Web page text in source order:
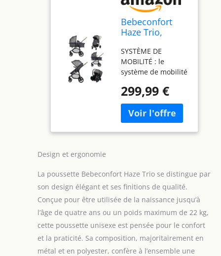
Bebeconfort
Haze Trio,
1, 0-4 ans, 22 kg
max, assise 2-
en-1, poussette
réversible et
légère, siège
auto bébé i-
Size, pliage
compact, panier
spacieux, Tinted
SYSTÈME DE
MOBILITÉ : le
système de mobilité
poussette jusqu'à
environ 4 ans (22 kg
max), un siège-auto
i-Size jusqu'à 13 kg
(40-83 cm), un
EN-1 : Haze Trio se
transforme sans
effort d'un berceau
confortable en un
siège inclinable et
réversible,
associant
confortablement la
299,99 €
Design et ergonomie
La poussette Bebeconfort Haze Trio se distingue par
son design élégant et ses finitions de qualité.
Conçue pour être utilisée de la naissance jusqu’à
l’âge de quatre ans ou un poids maximum de 22 kg,
cette poussette unisexe est pensée pour le confort
et la praticité. Sa composition, majoritairement en
métal et en polyester, confère à l’ensemble une